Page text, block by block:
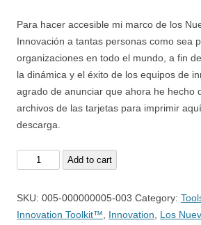
Para hacer accesible mi marco de los
Innovación a tantas personas como sea
organizaciones en todo el mundo, a fin
la dinámica y el éxito de los equipos de
agrado de anunciar que ahora he hecho
archivos de las tarjetas para imprimir
descarga.
Add to cart
SKU: 005-000000005-003 Category:
Innovation Toolkit™
Innovation
Los